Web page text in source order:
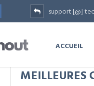
support [@]
ACCUEIL
MEILLEURES